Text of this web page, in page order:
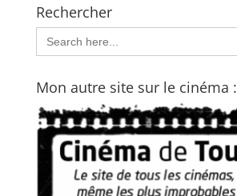
Rechercher
Search
for:
Mon autre site sur le cinéma :